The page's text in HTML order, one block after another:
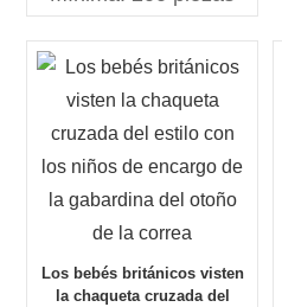
Los bebés británicos visten
la chaqueta cruzada del